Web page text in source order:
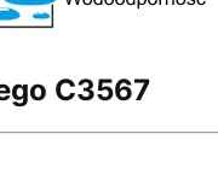
C3567